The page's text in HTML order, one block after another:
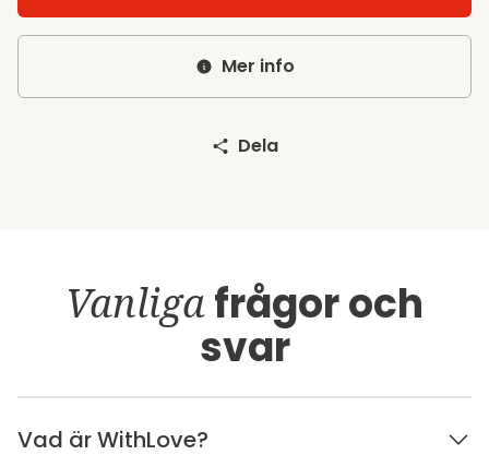
Mer info
Dela
Vanligafrågor och
svar
Vad är WithLove?